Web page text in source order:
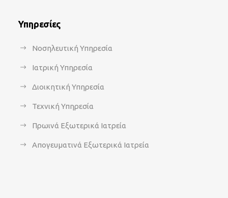
Υπηρεσίες
Νοσηλευτική Υπηρεσία
Ιατρική Υπηρεσία
Διοικητική Υπηρεσία
Τεχνική Υπηρεσία
Πρωινά Εξωτερικά Ιατρεία
Απογευματινά Εξωτερικά Ιατρεία